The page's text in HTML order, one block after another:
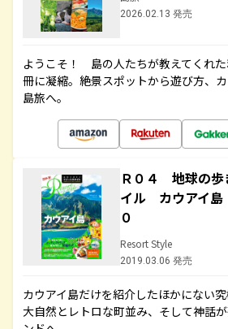
2026.02.13 発売
ようこそ！ 島の人たちが教えてくれ
冊に凝縮。絶景スポットから遊び方、カ
島旅へ。
Ｒ０４ 地球の
イル カウアイ島
０
Resort Style
2019.03.06 発売
カウアイ島だけを紹介したほかにない
大自然とレトロな町並み、そして神話